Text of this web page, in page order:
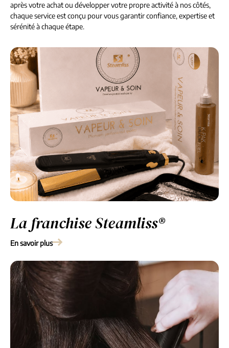
après votre achat ou développer votre propre activité à nos côtés,
chaque service est conçu pour vous garantir confiance, expertise et
sérénité à chaque étape.
La franchise Steamliss®
En savoir plus